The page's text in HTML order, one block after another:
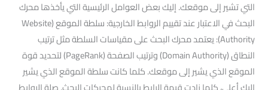
التي تشير إلى موقعك. إليك بعض العوامل الرئيسية التي يأخذها محرك
البحث في الاعتبار عند تقييم الروابط الخارجية: سلطة الموقع (Website
Authority): يعتمد محرك البحث على مقياسات السلطة مثل ترتيب
النطاق (Domain Authority) وترتيب الصفحة (PageRank) لتحديد قوة
الموقع الذي يشير إلى موقعك. كلما كانت سلطة الموقع الذي يشير